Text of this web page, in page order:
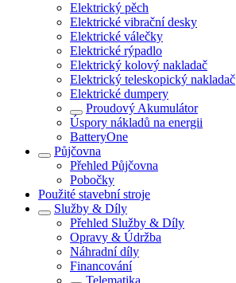
Elektrický pěch
Elektrické vibrační desky
Elektrické válečky
Elektrické rýpadlo
Elektrický kolový nakladač
Elektrický teleskopický nakladač
Elektrické dumpery
Proudový Akumulátor
Úspory nákladů na energii
BatteryOne
Půjčovna
Přehled Půjčovna
Pobočky
Použité stavební stroje
Služby & Díly
Přehled Služby & Díly
Opravy & Údržba
Náhradní díly
Financování
Telematika